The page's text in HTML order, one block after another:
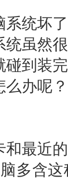
统坏了
虽然
到装
办呢
最近的
多含